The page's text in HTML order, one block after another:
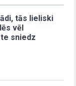
tās lieliski
vēl
sniedz